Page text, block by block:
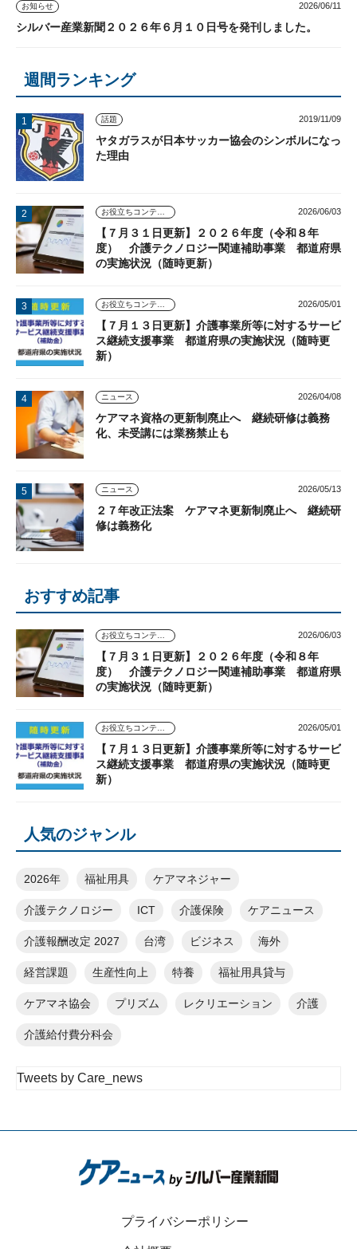
お知らせ 2026/06/11
シルバー産業新聞２０２６年６月１０日号を発刊しました。
週間ランキング
話題 2019/11/09
ヤタガラスが日本サッカー協会のシンボルになっ
た理由
お役立ちコンテンツ 2026/06/03
【７月３１日更新】２０２６年度（令和８年
度） 介護テクノロジー関連補助事業 都道府県
の実施状況（随時更新）
お役立ちコンテンツ 2026/05/01
【７月１３日更新】介護事業所等に対するサービ
ス継続支援事業 都道府県の実施状況（随時更
新）
ニュース 2026/04/08
ケアマネ資格の更新制廃止へ 継続研修は義務
化、未受講には業務禁止も
ニュース 2026/05/13
２７年改正法案 ケアマネ更新制廃止へ 継続研
修は義務化
おすすめ記事
お役立ちコンテンツ 2026/06/03
【７月３１日更新】２０２６年度（令和８年
度） 介護テクノロジー関連補助事業 都道府県
の実施状況（随時更新）
お役立ちコンテンツ 2026/05/01
【７月１３日更新】介護事業所等に対するサービ
ス継続支援事業 都道府県の実施状況（随時更
新）
人気のジャンル
2026年 福祉用具 ケアマネジャー
介護テクノロジー ICT 介護保険 ケアニュース
介護報酬改定 2027 台湾 ビジネス 海外
経営課題 生産性向上 特養 福祉用具貸与
ケアマネ協会 プリズム レクリエーション 介護
介護給付費分科会
Tweets by Care_news
プライバシーポリシー